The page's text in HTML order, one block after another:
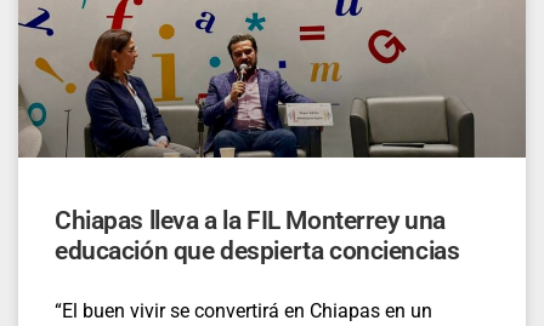
Chiapas lleva a la FIL Monterrey una
educación que despierta conciencias
“El buen vivir se convertirá en Chiapas en un